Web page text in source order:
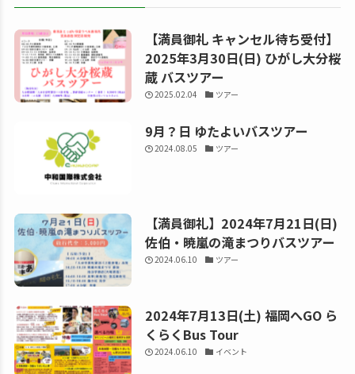
【満員御礼 キャンセル待ち受付】
2025年3月30日(日) ひがし大分桜
蔵 バスツアー
2025.02.04 ツアー
9月？日 ゆたよいバスツアー
2024.08.05 ツアー
【満員御礼】2024年7月21日(日)
佐伯・暁嵐の滝まつりバスツアー
2024.06.10 ツアー
2024年7月13日(土) 福岡へGO ら
くらくBus Tour
2024.06.10 イベント